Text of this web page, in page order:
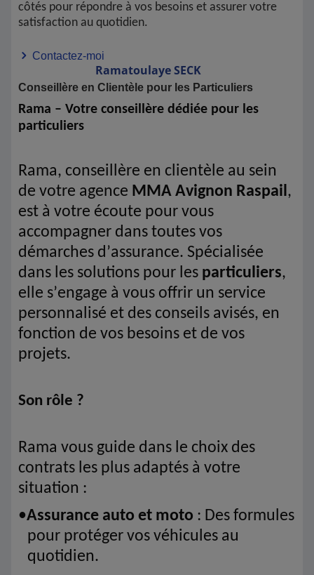
côtés pour répondre à vos besoins et assurer votre
satisfaction au quotidien.
Contactez-moi
RamatoulayeSECK
Conseillère en Clientèle pour les Particuliers
Rama – Votre conseillère dédiée pour les
particuliers
Rama, conseillère en clientèle au sein
de votre agence MMA Avignon Raspail,
est à votre écoute pour vous
accompagner dans toutes vos
démarches d’assurance. Spécialisée
dans les solutions pour les particuliers,
elle s’engage à vous offrir un service
personnalisé et des conseils avisés, en
fonction de vos besoins et de vos
projets.
Son rôle ?
Rama vous guide dans le choix des
contrats les plus adaptés à votre
situation :
•Assurance auto et moto : Des formules
pour protéger vos véhicules au
quotidien.